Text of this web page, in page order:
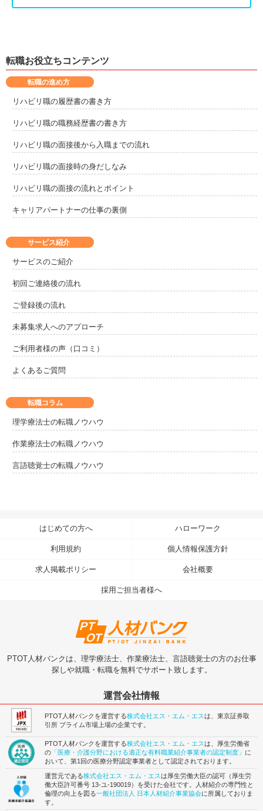
白老郡白老町 虻田郡洞爺湖町
日高郡新ひだか町 6 河東郡音更町 8
河西郡芽室町 1
広尾郡広尾町 1
中川郡池田町 釧路郡釧路町
川上郡弟子屈町 2
白糠郡白糠町 2
転職お役立ちコンテンツ
サービス紹介
サービスのご紹介
初回ご連絡後の流れ
ご登録後の流れ
未募集求人へのアプローチ
ご利用者様の声（口コミ）
よくあるご質問
転職の進め方
リハビリ職の履歴書の書き方
リハビリ職の職務経歴書の書き方
リハビリ職の面接後から入職までの流れ
リハビリ職の面接時の身だしなみ
リハビリ職の面接の流れとポイント
キャリアパートナーの仕事の裏側
転職コラム
理学療法士の転職ノウハウ
作業療法士の転職ノウハウ
言語聴覚士の転職ノウハウ
はじめての方へ ハローワーク
利用規約 個人情報保護方針
求人掲載ポリシー 会社概要
採用ご担当者様へ
PTOT人材バンクは、理学療法士、作業療法士、言語聴覚士の方のお仕事
探しや就職・転職を無料でサポート致します。
運営会社情報
PTOT人材バンクを運営する株式会社エス・エム・エスは、東京証券取
引所 プライム市場上場の企業です。
PTOT人材バンクを運営する株式会社エス・エム・エスは、厚生労働省
の 「医療・介護分野における適正な有料職業紹介事業者の認定制度」 に
おいて、第1回の医療分野認定事業者として認定されております。
運営元である株式会社エス・エム・エスは厚生労働大臣の認可（厚生労
働大臣許可番号 13-ユ-190019）を受けた会社です。人材紹介の専門性と
倫理の向上を図る一般社団法人 日本人材紹介事業協会に所属しておりま
す。